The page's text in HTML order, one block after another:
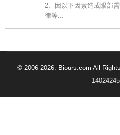
2、因以下因素造成眼部
律等...
© 2006-2026. Biours.com All